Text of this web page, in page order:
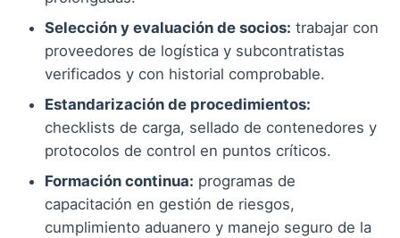
Selección y evaluación de socios: trabajar con
proveedores de logística y subcontratistas
verificados y con historial comprobable.
Estandarización de procedimientos:
checklists de carga, sellado de contenedores y
protocolos de control en puntos críticos.
Formación continua: programas de
capacitación en gestión de riesgos,
cumplimiento aduanero y manejo seguro de la